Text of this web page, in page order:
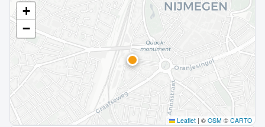
+
−
Leaflet | © OSM © CARTO